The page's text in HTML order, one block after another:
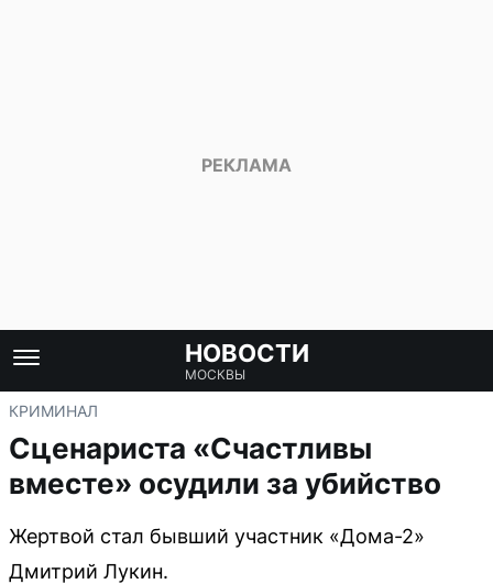
НОВОСТИ
МОСКВЫ
КРИМИНАЛ
Сценариста «Счастливы
вместе» осудили за убийство
Жертвой стал бывший участник «Дома-2»
Дмитрий Лукин.